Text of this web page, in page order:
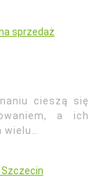
sprzedaż
cieszą się
a ich